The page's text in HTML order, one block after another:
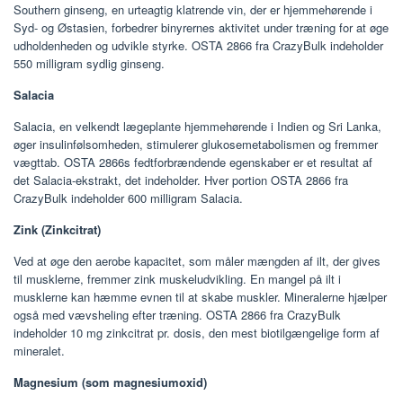
Southern ginseng, en urteagtig klatrende vin, der er hjemmehørende i
Syd- og Østasien, forbedrer binyrernes aktivitet under træning for at øge
udholdenheden og udvikle styrke. OSTA 2866 fra CrazyBulk indeholder
550 milligram sydlig ginseng.
Salacia
Salacia, en velkendt lægeplante hjemmehørende i Indien og Sri Lanka,
øger insulinfølsomheden, stimulerer glukosemetabolismen og fremmer
vægttab. OSTA 2866s fedtforbrændende egenskaber er et resultat af
det Salacia-ekstrakt, det indeholder. Hver portion OSTA 2866 fra
CrazyBulk indeholder 600 milligram Salacia.
Zink (Zinkcitrat)
Ved at øge den aerobe kapacitet, som måler mængden af ​​ilt, der gives
til musklerne, fremmer zink muskeludvikling. En mangel på ilt i
musklerne kan hæmme evnen til at skabe muskler. Mineralerne hjælper
også med vævsheling efter træning. OSTA 2866 fra CrazyBulk
indeholder 10 mg zinkcitrat pr. dosis, den mest biotilgængelige form af
mineralet.
Magnesium (som magnesiumoxid)